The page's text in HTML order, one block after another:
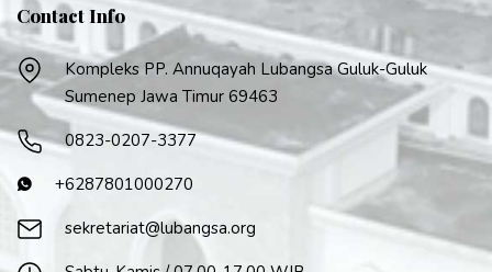
Contact Info
Kompleks PP. Annuqayah Lubangsa Guluk-Guluk
Sumenep Jawa Timur 69463
0823-0207-3377
+6287801000270
sekretariat@lubangsa.org